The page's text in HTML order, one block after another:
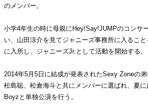
のメンバー。
小学4年生の時に母親にHey!Say!JUMPのコンサ
い、山田涼介を見てジャニーズ事務所に入ること
に入所し、ジャニーズJr.として活動を開始する。
2014年5月5日に結成が発表されたSexy Zoneの
松島聡、松倉海斗と共にメンバーに選ばれ、夏
Boyzと単独公演を行う。